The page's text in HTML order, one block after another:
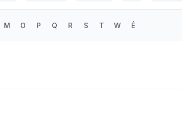
M O P Q R S T W É